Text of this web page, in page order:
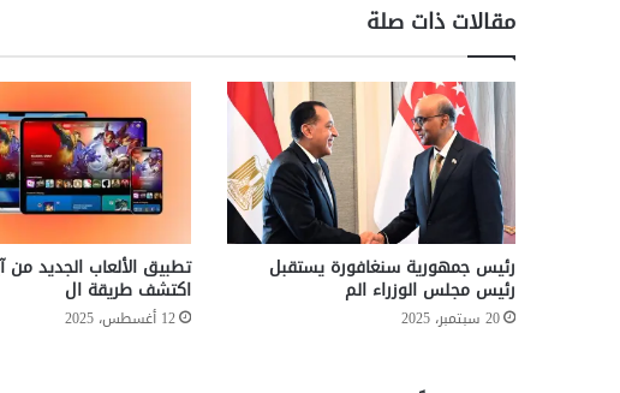
ل
ا
ت
ت
»
:
ت
ي
د
ع
م
ة
ب
ا
ل
ك
مقالات ذات صلة
رئيس جمهورية سنغافورة يستقبل
رئيس مجلس الوزراء الم
20 سبتمبر، 2025
اكتشف طريقة ال
12 أغسطس، 2025